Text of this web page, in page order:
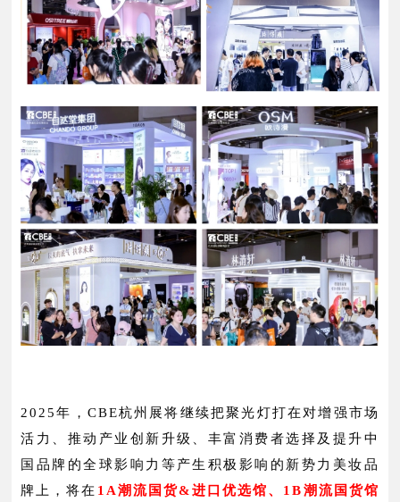
2025年，CBE杭州展将继续把聚光灯打在对增强市场
活力、推动产业创新升级、丰富消费者选择及提升中
国品牌的全球影响力等产生积极影响的新势力美妆品
牌上，将在 1A潮流国货&进口优选馆、1B潮流国货馆